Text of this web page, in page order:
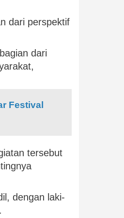
dari perspektif
dari
Festival
tersebut
dengan laki-